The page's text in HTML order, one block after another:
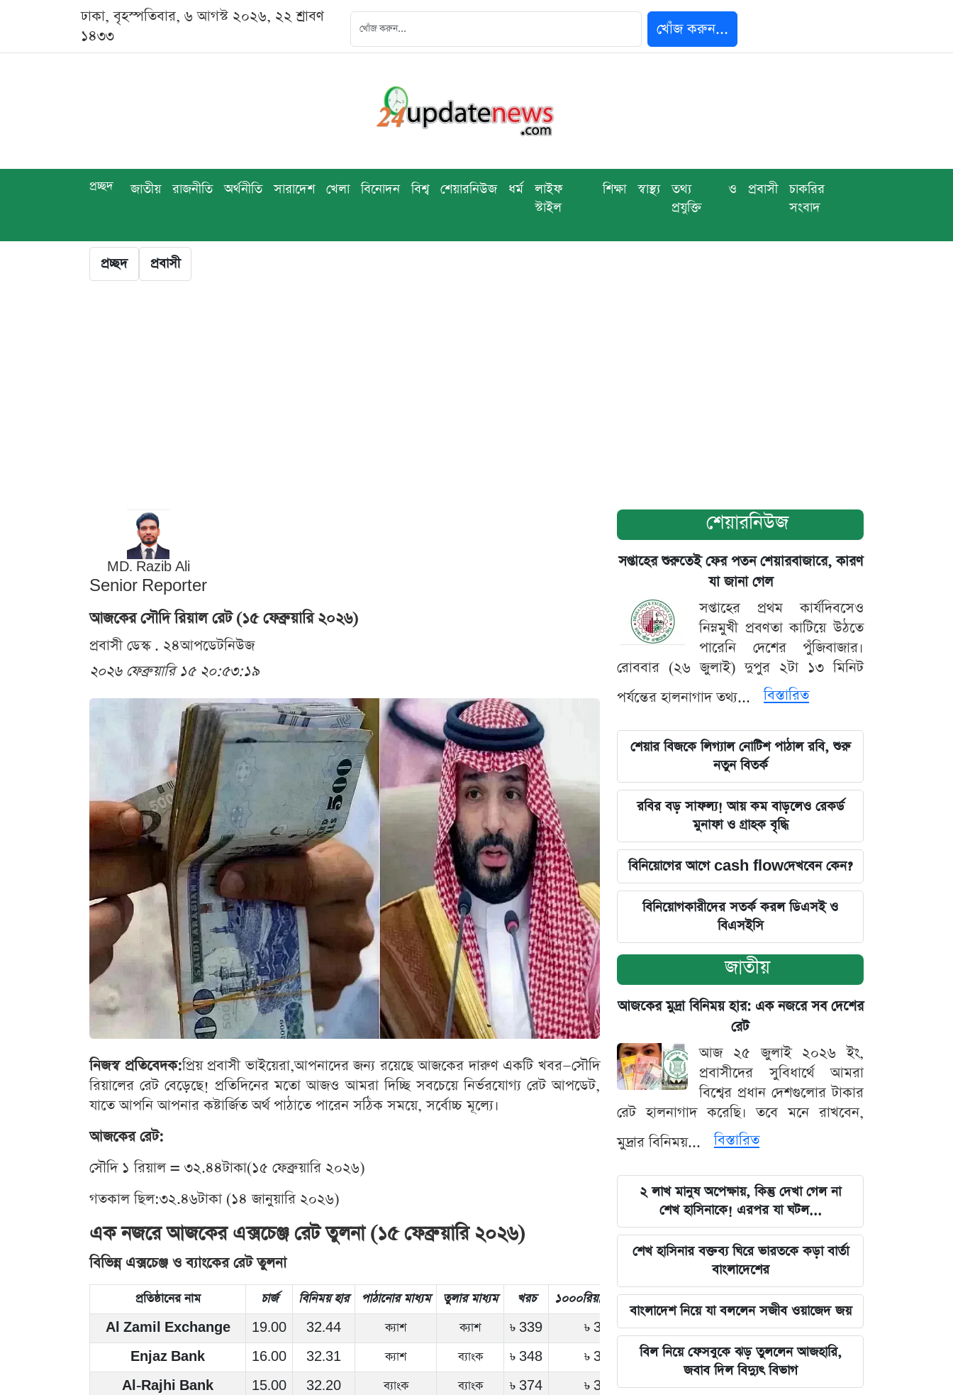
ঢাকা, বৃহস্পতিবার, ৬ আগস্ট ২০২৬, ২২ শ্রাবণ
১৪৩৩
খোঁজ করুন...
প্রচ্ছদ জাতীয় রাজনীতি অর্থনীতি সারাদেশ খেলা বিনোদন বিশ্ব শেয়ারনিউজ ধর্ম
লাইফ
স্টাইল
শিক্ষা স্বাস্থ্য
তথ্য ও
প্রযুক্তি
প্রবাসী
চাকরির
সংবাদ
প্রচ্ছদ প্রবাসী
MD. Razib Ali
Senior Reporter
আজকের সৌদি রিয়াল রেট (১৫ ফেব্রুয়ারি ২০২৬)
প্রবাসী ডেস্ক . ২৪আপডেটনিউজ
২০২৬ ফেব্রুয়ারি ১৫ ২০:৫৩:১৯
নিজস্ব প্রতিবেদক:প্রিয় প্রবাসী ভাইয়েরা,আপনাদের জন্য রয়েছে আজকের দারুণ একটি খবর—সৌদি
রিয়ালের রেট বেড়েছে! প্রতিদিনের মতো আজও আমরা দিচ্ছি সবচেয়ে নির্ভরযোগ্য রেট আপডেট,
যাতে আপনি আপনার কষ্টার্জিত অর্থ পাঠাতে পারেন সঠিক সময়ে, সর্বোচ্চ মূল্যে।
আজকের রেট:
সৌদি ১ রিয়াল = ৩২.৪৪টাকা(১৫ ফেব্রুয়ারি ২০২৬)
গতকাল ছিল:৩২.৪৬টাকা (১৪ জানুয়ারি ২০২৬)
এক নজরে আজকের এক্সচেঞ্জ রেট তুলনা (১৫ ফেব্রুয়ারি ২০২৬)
বিভিন্ন এক্সচেঞ্জ ও ব্যাংকের রেট তুলনা
প্রতিষ্ঠানের নাম চার্জ বিনিময় হার পাঠানোর মাধ্যম তুলার মাধ্যম খরচ ১০০০রিয়াল
তে কত টাকা
Al Zamil Exchange
19.00 32.44 ক্যাশ ক্যাশ ৳ 339
৳ 31741
Enjaz Bank
16.00 32.31 ক্যাশ ব্যাংক ৳ 348
৳ 31720
Al-Rajhi Bank
15.00 32.20 ব্যাংক ব্যাংক ৳ 374
৳ 31662
শেয়ারনিউজ
সপ্তাহের শুরুতেই ফের পতন শেয়ারবাজারে, কারণ
যা জানা গেল
সপ্তাহের প্রথম কার্যদিবসেও
নিম্নমুখী প্রবণতা কাটিয়ে উঠতে
পারেনি দেশের পুঁজিবাজার।
রোববার (২৬ জুলাই) দুপুর ২টা ১৩ মিনিট
পর্যন্তের হালনাগাদ তথ্য...
বিস্তারিত
শেয়ার বিজকে লিগ্যাল নোটিশ পাঠাল রবি, শুরু
নতুন বিতর্ক
রবির বড় সাফল্য! আয় কম বাড়লেও রেকর্ড
মুনাফা ও গ্রাহক বৃদ্ধি
বিনিয়োগের আগে cash flowদেখবেন কেন?
বিনিয়োগকারীদের সতর্ক করল ডিএসই ও
বিএসইসি
জাতীয়
আজকের মুদ্রা বিনিময় হার: এক নজরে সব দেশের
রেট
আজ ২৫ জুলাই ২০২৬ ইং,
প্রবাসীদের সুবিধার্থে আমরা
বিশ্বের প্রধান দেশগুলোর টাকার
রেট হালনাগাদ করেছি। তবে মনে রাখবেন,
মুদ্রার বিনিময়...
বিস্তারিত
২ লাখ মানুষ অপেক্ষায়, কিন্তু দেখা গেল না
শেখ হাসিনাকে! এরপর যা ঘটল...
শেখ হাসিনার বক্তব্য ঘিরে ভারতকে কড়া বার্তা
বাংলাদেশের
বাংলাদেশ নিয়ে যা বললেন সজীব ওয়াজেদ জয়
বিল নিয়ে ফেসবুকে ঝড় তুললেন আজহারি,
জবাব দিল বিদ্যুৎ বিভাগ